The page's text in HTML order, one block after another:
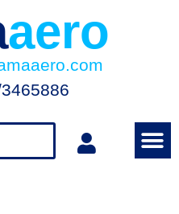
aero